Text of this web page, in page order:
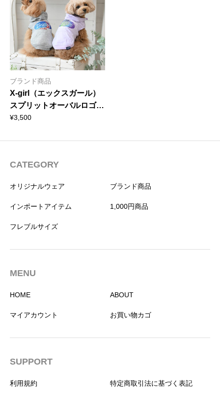
ブランド商品
X-girl（エックスガール）
スプリットオーバルロゴフ
ーディー
¥3,500
CATEGORY
オリジナルウェア ブランド商品
インポートアイテム 1,000円商品
フレブルサイズ
MENU
HOME ABOUT
マイアカウント お買い物カゴ
SUPPORT
利用規約 特定商取引法に基づく表記